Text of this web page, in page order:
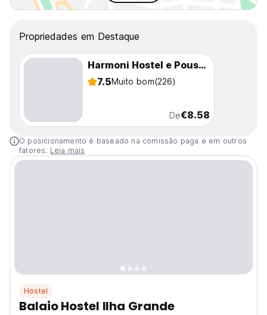
Propriedades em Destaque
Harmoni Hostel e Pousada
7.5Muito bom(226)
De€8.58
O posicionamento é baseado na comissão paga e em outros
fatores. Leia mais
Hostel
Balaio Hostel Ilha Grande